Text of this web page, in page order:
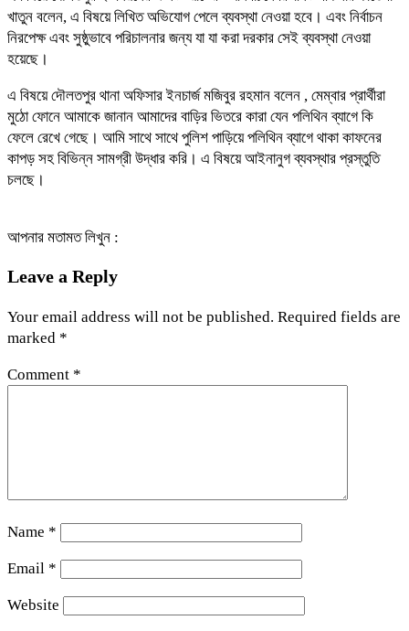
খাতুন বলেন, এ বিষয়ে লিখিত অভিযোগ পেলে ব্যবস্থা নেওয়া হবে। এবং নির্বাচন
নিরপেক্ষ এবং সুষ্ঠুভাবে পরিচালনার জন্য যা যা করা দরকার সেই ব্যবস্থা নেওয়া
হয়েছে।
এ বিষয়ে দৌলতপুর থানা অফিসার ইনচার্জ মজিবুর রহমান বলেন , মেম্বার প্রার্থীরা
মুঠো ফোনে আমাকে জানান আমাদের বাড়ির ভিতরে কারা যেন পলিথিন ব্যাগে কি
ফেলে রেখে গেছে। আমি সাথে সাথে পুলিশ পাড়িয়ে পলিথিন ব্যাগে থাকা কাফনের
কাপড় সহ বিভিন্ন সামগ্রী উদ্ধার করি। এ বিষয়ে আইনানুগ ব্যবস্থার প্রস্তুতি
চলছে।
আপনার মতামত লিখুন :
Leave a Reply
Your email address will not be published. Required fields are
marked *
Comment *
Name *
Email *
Website